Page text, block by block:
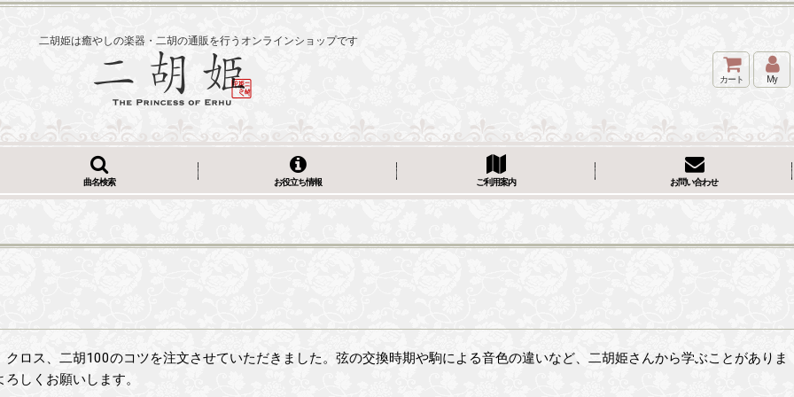
二胡姫は癒やしの楽器・二胡の通販を行うオンラインショップです
カート My
曲名検索 お役立ち情報 ご利用案内 お問い合わせ
ロス、二胡100のコツを注文させていただきました。弦の交換時期や駒による音色の違いなど、二胡姫さんから学ぶことがありま
しくお願いします。